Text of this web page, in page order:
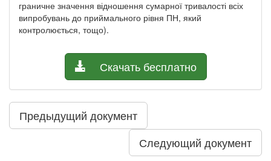
граничне значення відношення сумарної тривалості всіх
випробувань до приймального рівня ПН, який
контролюється, тощо).
Скачать бесплатно
Предыдущий документ
Следующий документ